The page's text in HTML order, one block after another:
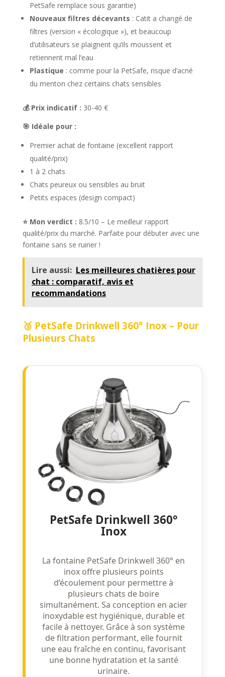
PetSafe remplace sous garantie)
Nouveaux filtres décevants : Catit a changé de
filtres (version « écologique »), et beaucoup
d’utilisateurs se plaignent qu’ils moussent et
retiennent mal l’eau
Plastique : comme pour la PetSafe, risque d’acné
du menton chez certains chats sensibles
💰 Prix indicatif : 30-40 €
🎯 Idéale pour :
Premier achat de fontaine (excellent rapport
qualité/prix)
1 à 2 chats
Chats peureux ou sensibles au bruit
Petits espaces (design compact)
⭐ Mon verdict : 8.5/10 – Le meilleur rapport
qualité/prix du marché. Parfaite pour débuter avec une
fontaine sans se ruiner !
Lire aussi: Les meilleures chatières pour
chat : comparatif, avis et
recommandations
🥉 PetSafe Drinkwell 360° Inox – Pour
Plusieurs Chats
PetSafe Drinkwell 360°
Inox
La fontaine PetSafe Drinkwell 360° en
inox offre plusieurs points
d’écoulement pour permettre à
plusieurs chats de boire
simultanément. Sa conception en acier
inoxydable est hygiénique, durable et
facile à nettoyer. Grâce à son système
de filtration performant, elle fournit
une eau fraîche en continu, favorisant
une bonne hydratation et la santé
urinaire.